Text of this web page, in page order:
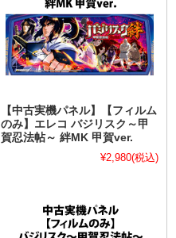
【中古実機パネル】【フィルム
のみ】エレコ バジリスク～甲
賀忍法帖～ 絆MK 甲賀ver.
¥2,980(税込)